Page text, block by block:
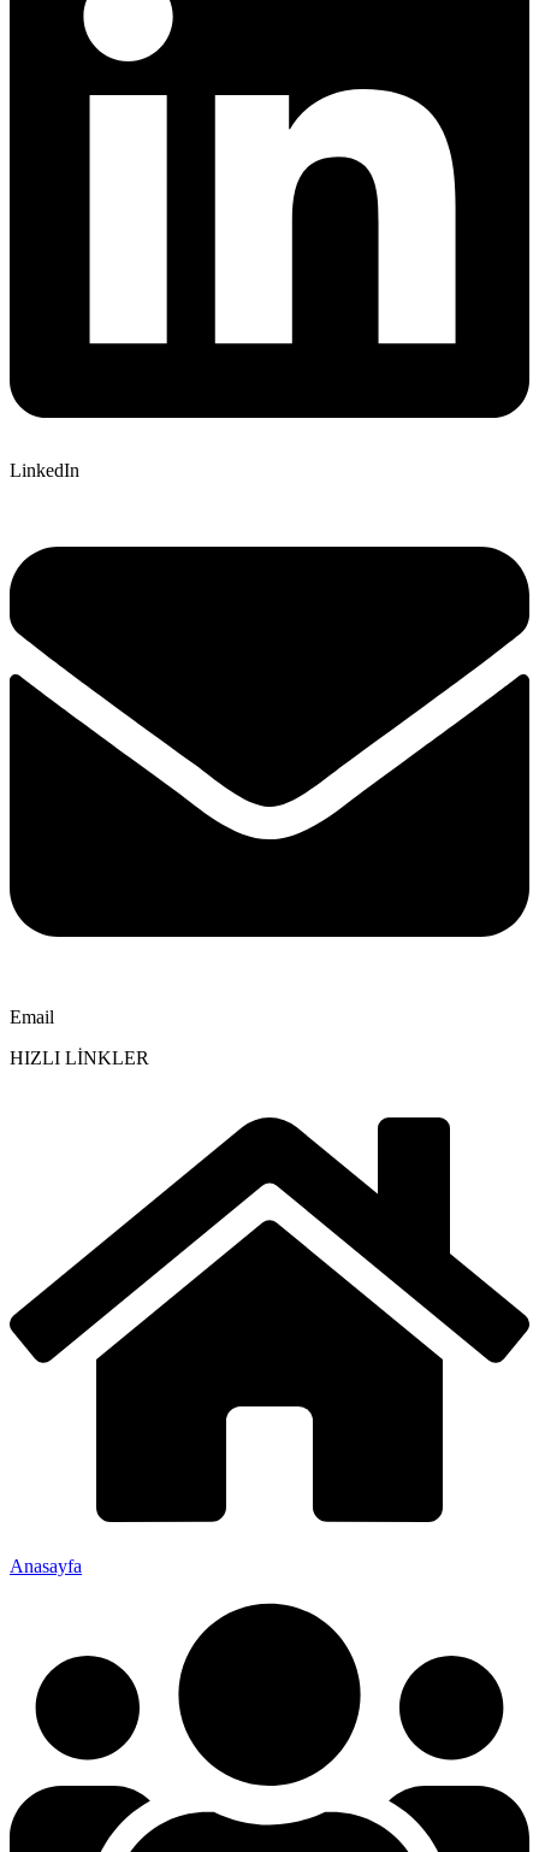
LinkedIn
Email
HIZLI LİNKLER
Anasayfa